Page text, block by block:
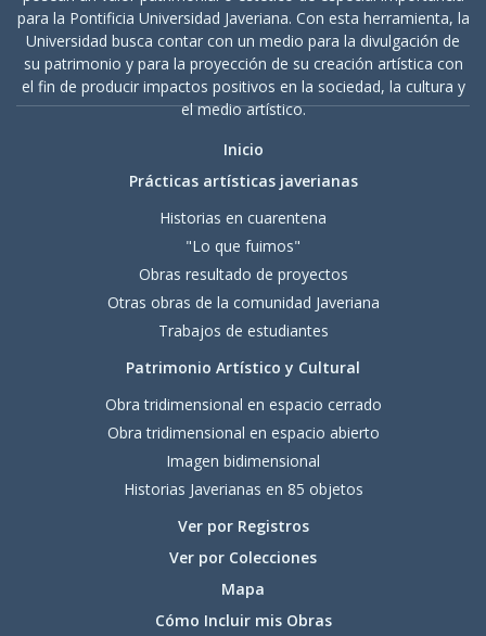
para la Pontificia Universidad Javeriana. Con esta herramienta, la
Universidad busca contar con un medio para la divulgación de
su patrimonio y para la proyección de su creación artística con
el fin de producir impactos positivos en la sociedad, la cultura y
el medio artístico.
Inicio
Prácticas artísticas javerianas
Historias en cuarentena
"Lo que fuimos"
Obras resultado de proyectos
Otras obras de la comunidad Javeriana
Trabajos de estudiantes
Patrimonio Artístico y Cultural
Obra tridimensional en espacio cerrado
Obra tridimensional en espacio abierto
Imagen bidimensional
Historias Javerianas en 85 objetos
Ver por Registros
Ver por Colecciones
Mapa
Cómo Incluir mis Obras